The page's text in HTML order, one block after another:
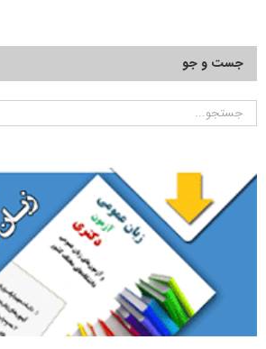
جست و جو
جستجو